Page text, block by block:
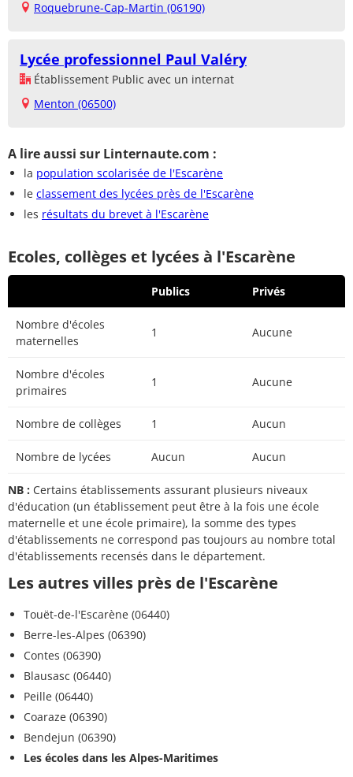
Roquebrune-Cap-Martin (06190)
Lycée professionnel Paul Valéry
Établissement Public avec un internat
Menton (06500)
A lire aussi sur Linternaute.com :
la population scolarisée de l'Escarène
le classement des lycées près de l'Escarène
les résultats du brevet à l'Escarène
Ecoles, collèges et lycées à l'Escarène
Publics Privés
Nombre d'écoles
maternelles
1 Aucune
Nombre d'écoles
primaires
1 Aucune
Nombre de collèges 1 Aucun
Nombre de lycées Aucun Aucun
NB : Certains établissements assurant plusieurs niveaux
d'éducation (un établissement peut être à la fois une école
maternelle et une école primaire), la somme des types
d'établissements ne correspond pas toujours au nombre total
d'établissements recensés dans le département.
Les autres villes près de l'Escarène
Touët-de-l'Escarène (06440)
Berre-les-Alpes (06390)
Contes (06390)
Blausasc (06440)
Peille (06440)
Coaraze (06390)
Bendejun (06390)
Les écoles dans les Alpes-Maritimes